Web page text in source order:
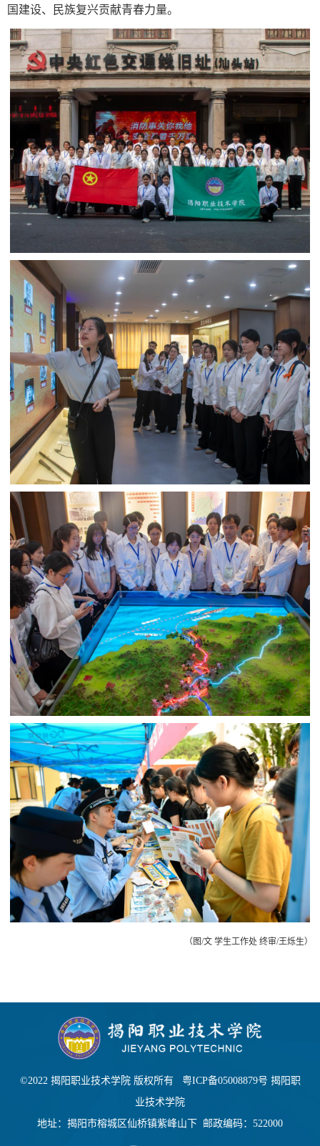
国建设、民族复兴贡献青春力量。
（图/文 学生工作处 终审/王烁生）
©2022 揭阳职业技术学院 版权所有 粤ICP备05008879号 揭阳职
业技术学院
地址：揭阳市榕城区仙桥镇紫峰山下 邮政编码：522000